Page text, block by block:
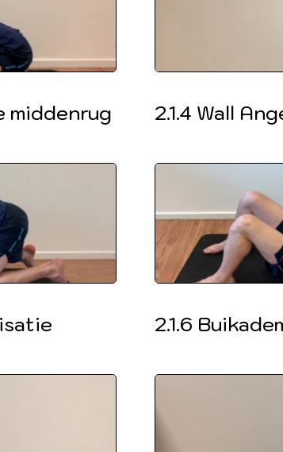
middenrug 2.1.4 Wall
2.1.6